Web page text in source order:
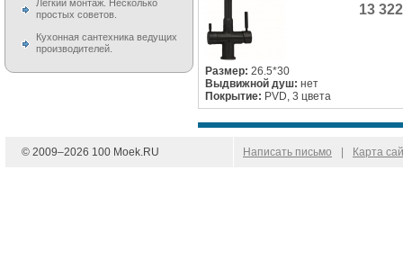
13
Размер: 26.5*30
Выдвижной душ: нет
Покрытие: PVD, 3 цвета
Легкий монтаж. Несколько
простых советов.
Кухонная сантехника ведущих
производителей.
© 2009–2026 100 Moek.RU Написать письмо | Карта